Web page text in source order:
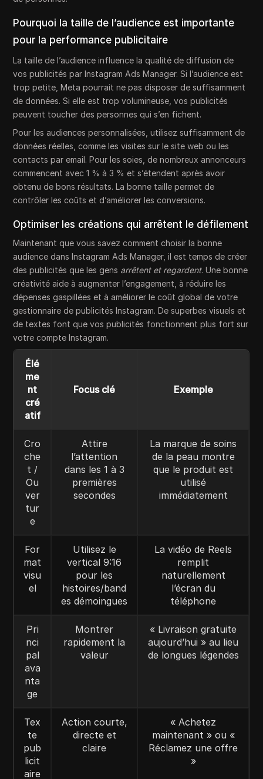
Pourquoi la taille de l’audience est importante
pour la performance publicitaire
La taille de l’audience influence la qualité de diffusion de
vos publicités par Instagram Ads Manager. Si l’audience est
trop petite, Meta pourrait ne pas disposer de suffisamment
de données. Si elle est trop volumineuse, vos publicités
peuvent toucher des personnes qui s’en fichent.
Pour les audiences personnalisées, utilisez suffisamment de
données réelles, comme les visites sur le site web ou les
contacts par email. Pour les soies, de nombreux annonceurs
commencent avec 1 % à 3 % et s’étendent après avoir
obtenu de bons résultats. La bonne taille permet de
contrôler les coûts et d’améliorer les conversions.
Optimiser les créations qui arrêtent le défilement
Maintenant que vous savez comment choisir la bonne
audience dans Instagram Ads Manager, il est temps de créer
des publicités que les gens arrêtent et regardent. Une bonne
créativité aide à augmenter l’engagement, à réduire les
dépenses gaspillées et à améliorer le coût global de votre
gestionnaire de publicités Instagram. De superbes visuels et
de textes font que vos publicités fonctionnent plus fort sur
votre compte Instagram.
Élé
me
nt
cré
atif
Focus clé Exemple
Cro
che
t /
Ou
ver
tur
e
Attire
l’attention
dans les 1 à 3
premières
secondes
La marque de soins
de la peau montre
que le produit est
utilisé
immédiatement
For
mat
visu
el
Utilisez le
vertical 9:16
pour les
histoires/band
es démoingues
La vidéo de Reels
remplit
naturellement
l’écran du
téléphone
Pri
nci
pal
ava
nta
ge
Montrer
rapidement la
valeur
« Livraison gratuite
aujourd’hui » au lieu
de longues légendes
Tex
te
pub
licit
aire
Action courte,
directe et
claire
« Achetez
maintenant » ou «
Réclamez une offre
»